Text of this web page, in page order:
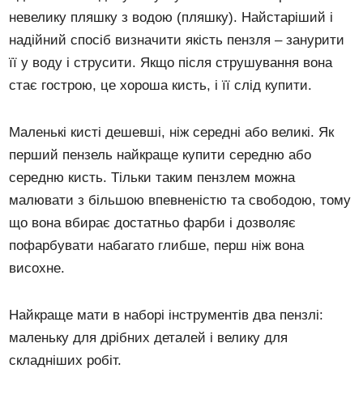
невелику пляшку з водою (пляшку). Найстаріший і
надійний спосіб визначити якість пензля – занурити
її у воду і струсити. Якщо після струшування вона
стає гострою, це хороша кисть, і її слід купити.
Маленькі кисті дешевші, ніж середні або великі. Як
перший пензель найкраще купити середню або
середню кисть. Тільки таким пензлем можна
малювати з більшою впевненістю та свободою, тому
що вона вбирає достатньо фарби і дозволяє
пофарбувати набагато глибше, перш ніж вона
висохне.
Найкраще мати в наборі інструментів два пензлі:
маленьку для дрібних деталей і велику для
складніших робіт.